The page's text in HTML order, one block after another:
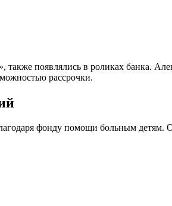
также появлялись в роликах банка.
рассрочки.
фонду помощи больным